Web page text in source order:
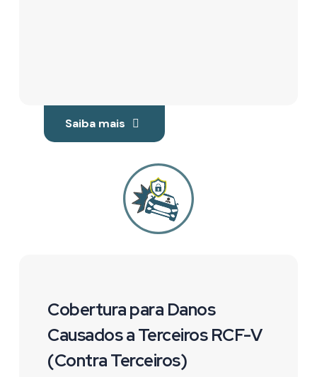
Saiba mais
Cobertura para Danos
Causados a Terceiros RCF-V
(Contra Terceiros)